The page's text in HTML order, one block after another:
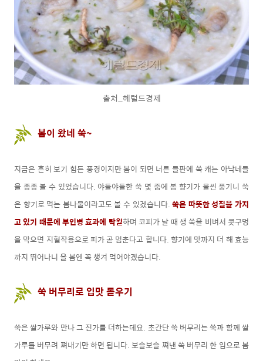
출처_헤럴드경제
봄이 왔네 쑥~
지금은 흔히 보기 힘든 풍경이지만 봄이 되면 너른 들판에 쑥 캐는 아낙네들
을 종종 볼 수 있었습니다. 야들야들한 쑥 몇 줌에 봄 향기가 물씬 풍기니 쑥
은 향기로 먹는 봄나물이라고도 볼 수 있겠습니다.쑥은 따뜻한 성질을 가지
고 있기 때문에 부인병 효과에 탁월하며 코피가 날 때 생 쑥을 비벼서 콧구멍
을 막으면 지혈작용으로 피가 곧 멈춘다고 합니다. 향기에 맛까지 더 해 효능
까지 뛰어나니 올 봄엔 꼭 챙겨 먹어야겠습니다.
쑥 버무리로 입맛 돋우기
쑥은 쌀가루와 만나 그 진가를 더하는데요. 초간단 쑥 버무리는 쑥과 함께 쌀
가루를 버무려 쪄내기만 하면 됩니다. 보슬보슬 쪄낸 쑥 버무리 한 입으로 봄